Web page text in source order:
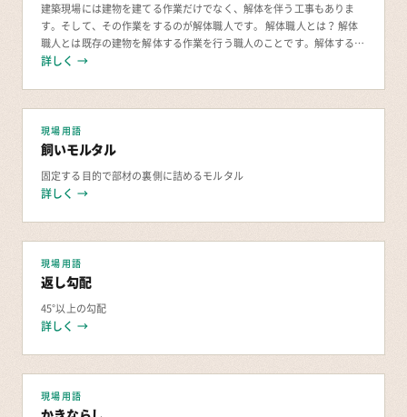
建築現場には建物を建てる作業だけでなく、解体を伴う工事もありま
す。そして、その作業をするのが解体職人です。 解体職人とは？ 解体
職人とは既存の建物を解体する作業を行う職人のことです。解体する対
象物は、個人の木造家屋から鉄筋のビルやマンシ
詳しく →
現場用語
飼いモルタル
固定する目的で部材の裏側に詰めるモルタル
詳しく →
現場用語
返し勾配
45°以上の勾配
詳しく →
現場用語